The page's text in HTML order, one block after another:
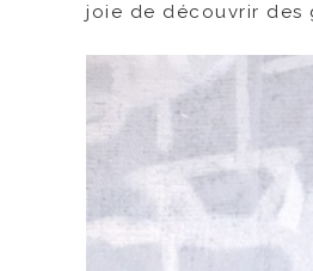
joie de découvrir des